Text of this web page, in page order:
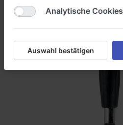
Analytische Cookies
Auswahl bestätigen